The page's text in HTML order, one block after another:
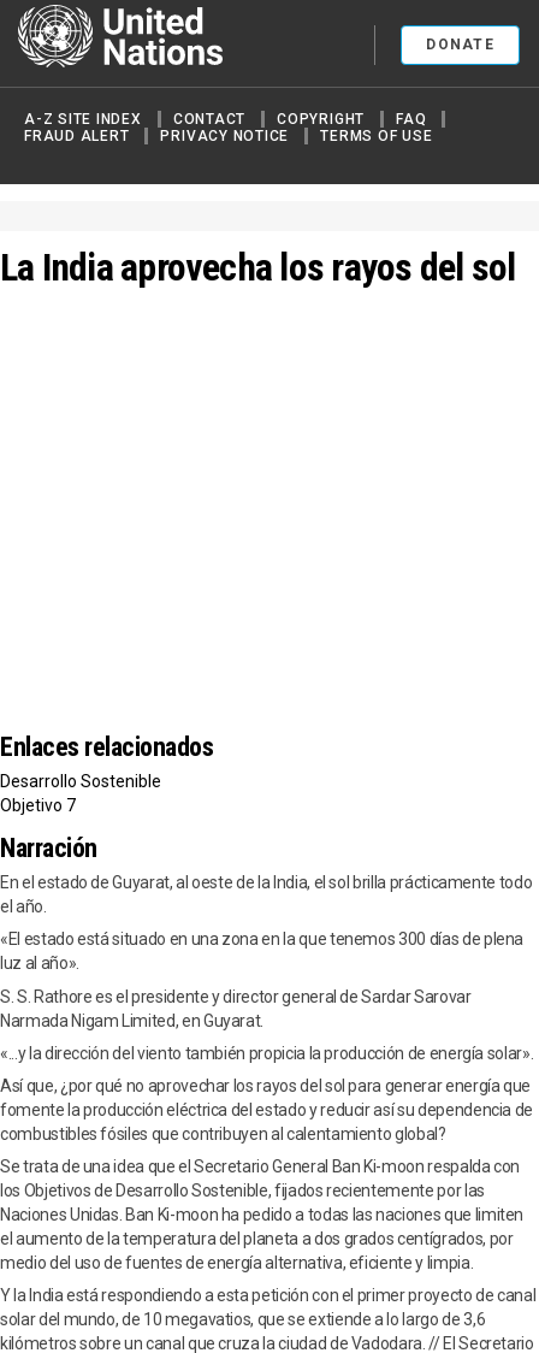
United Nations
DONATE
A-Z SITE INDEX CONTACT COPYRIGHT
FAQ
FRAUD ALERT
PRIVACY NOTICE TERMS OF USE
La India aprovecha los rayos del sol
Enlaces relacionados
Desarrollo Sostenible
Objetivo 7
Narración
En el estado de Guyarat, al oeste de la India, el sol brilla prácticamente todo
el año.
«El estado está situado en una zona en la que tenemos 300 días de plena
luz al año».
S. S. Rathore es el presidente y director general de Sardar Sarovar
Narmada Nigam Limited, en Guyarat.
«...y la dirección del viento también propicia la producción de energía solar».
Así que, ¿por qué no aprovechar los rayos del sol para generar energía que
fomente la producción eléctrica del estado y reducir así su dependencia de
combustibles fósiles que contribuyen al calentamiento global?
Se trata de una idea que el Secretario General Ban Ki-moon respalda con
los Objetivos de Desarrollo Sostenible, fijados recientemente por las
Naciones Unidas. Ban Ki-moon ha pedido a todas las naciones que limiten
el aumento de la temperatura del planeta a dos grados centígrados, por
medio del uso de fuentes de energía alternativa, eficiente y limpia.
Y la India está respondiendo a esta petición con el primer proyecto de canal
solar del mundo, de 10 megavatios, que se extiende a lo largo de 3,6
kilómetros sobre un canal que cruza la ciudad de Vadodara. // El Secretario